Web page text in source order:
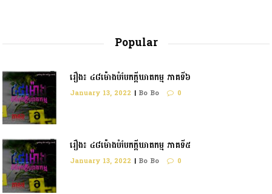
Popular
រឿង៖ ៤៨ម៉ោងបំបែកក្តីឃាតកម្ម ភាគទី៦
January 13, 2022 | Bo Bo 0
រឿង៖ ៤៨ម៉ោងបំបែកក្ដីឃាតកម្ម ភាគទី៥
January 13, 2022 | Bo Bo 0